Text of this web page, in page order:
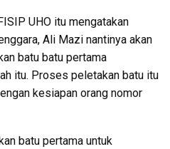
UHO itu mengatakan
Ali Mazi nantinya akan
batu batu pertama
itu. Proses peletakan batu itu
kesiapan orang nomor
batu pertama untuk